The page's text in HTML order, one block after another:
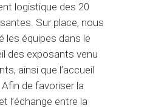
logistique des 20
Sur place, nous
les équipes dans le
des exposants venu
ainsi que l’accueil
de favoriser la
l’échange entre la